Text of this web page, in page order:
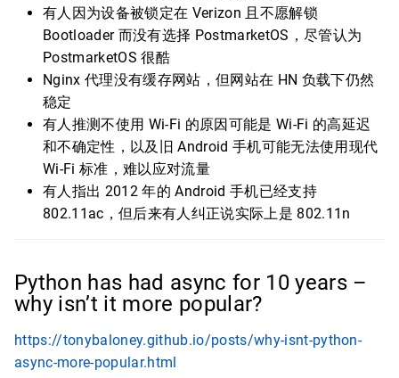
有人因为设备被锁定在 Verizon 且不愿解锁
Bootloader 而没有选择 PostmarketOS，尽管认为
PostmarketOS 很酷
Nginx 代理没有缓存网站，但网站在 HN 负载下仍然
稳定
有人推测不使用 Wi-Fi 的原因可能是 Wi-Fi 的高延迟
和不确定性，以及旧 Android 手机可能无法使用现代
Wi-Fi 标准，难以应对流量
有人指出 2012 年的 Android 手机已经支持
802.11ac，但后来有人纠正说实际上是 802.11n
Python has had async for 10 years –
why isn’t it more popular?
https://tonybaloney.github.io/posts/why-isnt-python-
async-more-popular.html